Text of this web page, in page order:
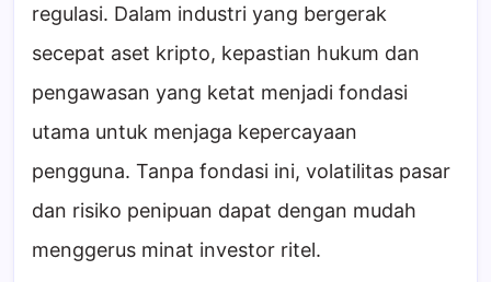
regulasi. Dalam industri yang bergerak
secepat aset kripto, kepastian hukum dan
pengawasan yang ketat menjadi fondasi
utama untuk menjaga kepercayaan
pengguna. Tanpa fondasi ini, volatilitas pasar
dan risiko penipuan dapat dengan mudah
menggerus minat investor ritel.